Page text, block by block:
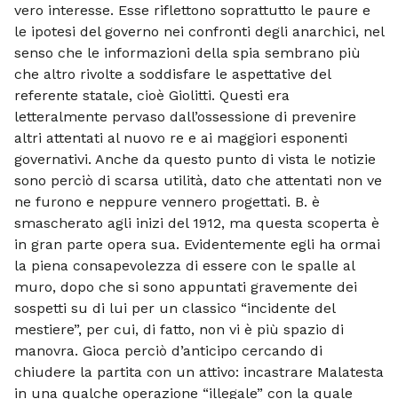
vero interesse. Esse riflettono soprattutto le paure e
le ipotesi del governo nei confronti degli anarchici, nel
senso che le informazioni della spia sembrano più
che altro rivolte a soddisfare le aspettative del
referente statale, cioè Giolitti. Questi era
letteralmente pervaso dall’ossessione di prevenire
altri attentati al nuovo re e ai maggiori esponenti
governativi. Anche da questo punto di vista le notizie
sono perciò di scarsa utilità, dato che attentati non ve
ne furono e neppure vennero progettati. B. è
smascherato agli inizi del 1912, ma questa scoperta è
in gran parte opera sua. Evidentemente egli ha ormai
la piena consapevolezza di essere con le spalle al
muro, dopo che si sono appuntati gravemente dei
sospetti su di lui per un classico “incidente del
mestiere”, per cui, di fatto, non vi è più spazio di
manovra. Gioca perciò d’anticipo cercando di
chiudere la partita con un attivo: incastrare Malatesta
in una qualche operazione “illegale” con la quale